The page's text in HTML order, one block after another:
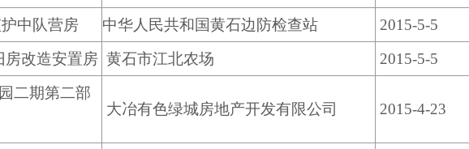
中队营房 中华人民共和国黄石边防检查站 2015-5-5
房改造安置房 黄石市江北农场 2015-5-5
二期第二部
大冶有色绿城房地产开发有限公司 2015-4-23